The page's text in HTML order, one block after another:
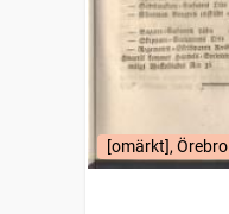
[omärkt], Örebro